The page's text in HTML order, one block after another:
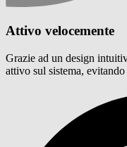
Attivo velocemente
Grazie ad un design
attivo sul sistema,